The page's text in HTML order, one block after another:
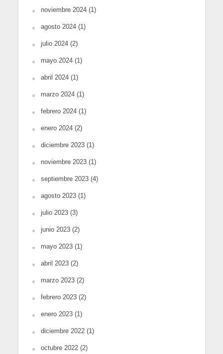
noviembre 2024(1)
agosto 2024(1)
julio 2024(2)
mayo 2024(1)
abril 2024(1)
marzo 2024(1)
febrero 2024(1)
enero 2024(2)
diciembre 2023(1)
noviembre 2023(1)
septiembre 2023(4)
agosto 2023(1)
julio 2023(3)
junio 2023(2)
mayo 2023(1)
abril 2023(2)
marzo 2023(2)
febrero 2023(2)
enero 2023(1)
diciembre 2022(1)
octubre 2022(2)